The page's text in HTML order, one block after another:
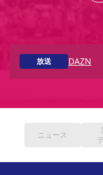
YANMAR HANASAKA
アウェイツアー
よくある質問
活動レポート
SPORT
スポーツクラブ
長居公園 セレッソフッ
セレッソスポーツパーク
大人のサッカースクール
放送 DAZN
ニュース